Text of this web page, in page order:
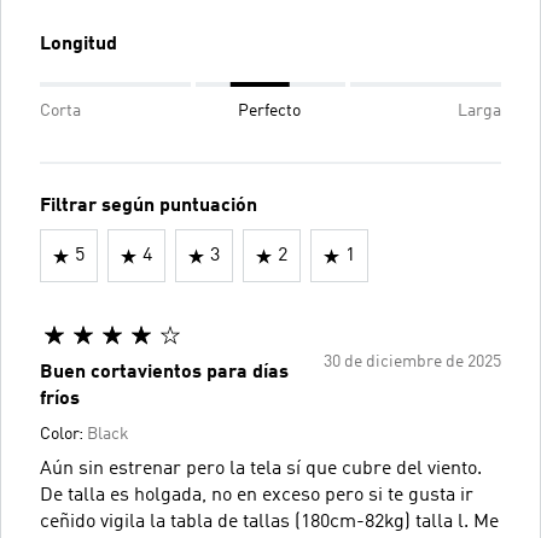
Longitud
Corta Perfecto Larga
Filtrar según puntuación
5 4 3 2 1
30 de diciembre de 2025
Buen cortavientos para días
fríos
Color: Black
Aún sin estrenar pero la tela sí que cubre del viento.
De talla es holgada, no en exceso pero si te gusta ir
ceñido vigila la tabla de tallas (180cm-82kg) talla l. Me